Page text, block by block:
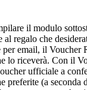
il modulo
regalo che
per email, il Voucher
lo riceverà. Con il
ufficiale a
preferite (a seconda